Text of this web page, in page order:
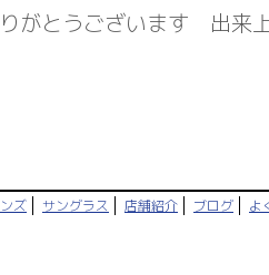
がとうございます 出来
ズ サングラス 店舗紹介 ブログ よ